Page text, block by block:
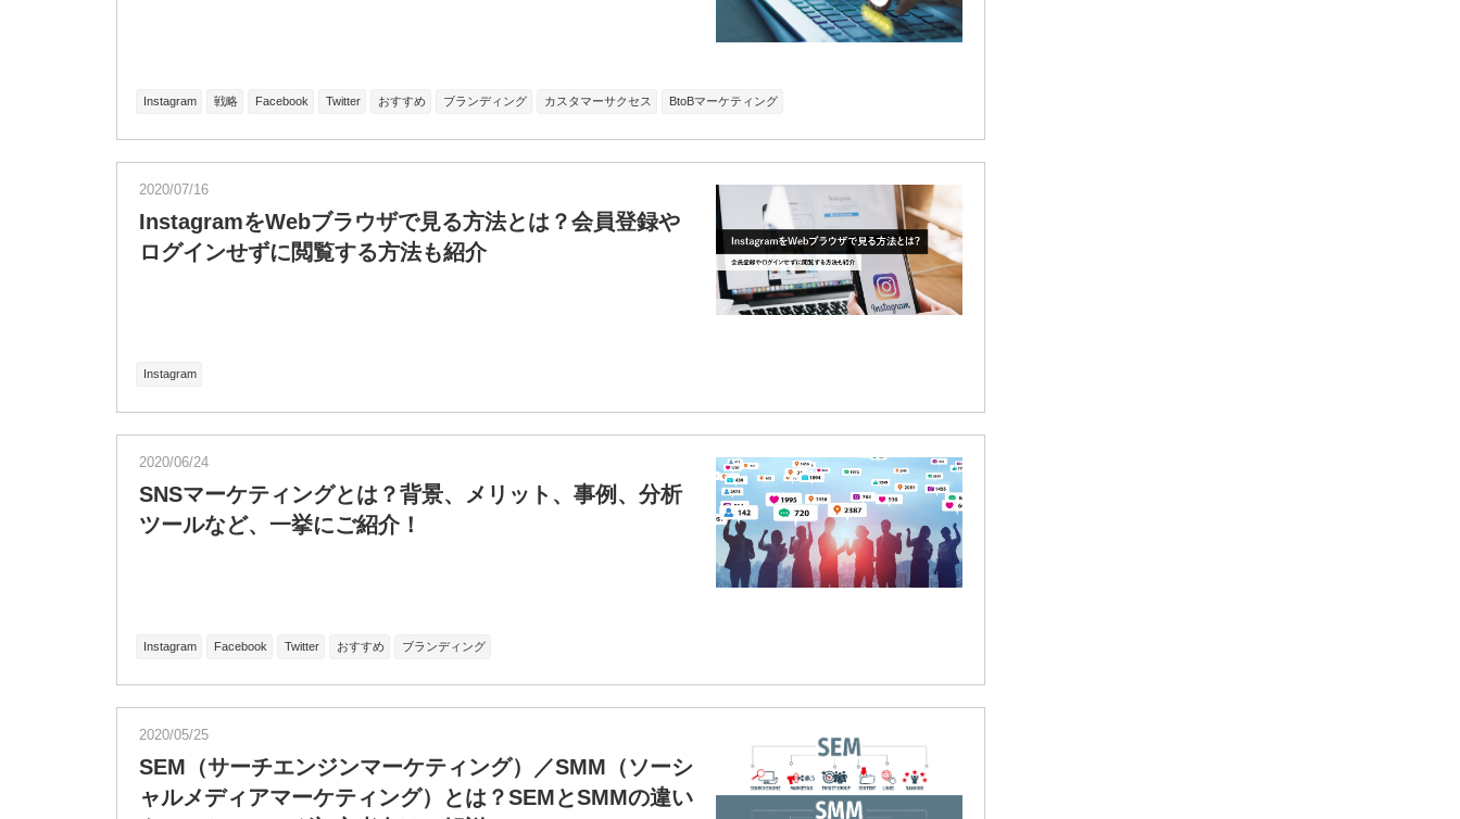
Instagram 戦略 Facebook Twitter おすすめ ブランディング カスタマーサクセス BtoBマーケティング
2020/07/16
InstagramをWebブラウザで見る方法とは？会員登録や
ログインせずに閲覧する方法も紹介
Instagram
2020/06/24
SNSマーケティングとは？背景、メリット、事例、分析
ツールなど、一挙にご紹介！
Instagram Facebook Twitter おすすめ ブランディング
2020/05/25
SEM（サーチエンジンマーケティング）／SMM（ソーシ
ャルメディアマーケティング）とは？SEMとSMMの違い